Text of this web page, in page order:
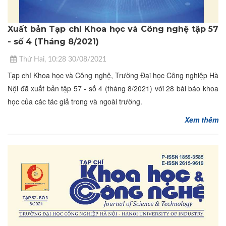
Xuất bản Tạp chí Khoa học và Công nghệ tập 57
- số 4 (Tháng 8/2021)
Thứ Hai, 10:28 30/08/2021
Tạp chí Khoa học và Công nghệ, Trường Đại học Công nghiệp Hà
Nội đã xuất bản tập 57 - số 4 (tháng 8/2021) với 28 bài báo khoa
học của các tác giả trong và ngoài trường.
Xem thêm